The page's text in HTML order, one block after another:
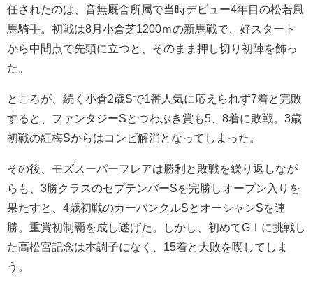
任されたのは、音無厩舎所属で当時デビュー4年目の松若風
馬騎手。初戦は8月小倉芝1200ｍの新馬戦で、好スタート
から中間点で先頭に立つと、そのまま押し切り初陣を飾っ
た。
ところが、続く小倉2歳Sで1番人気に応えられず7着と完敗
すると、ファンタジーSとつわぶき賞も5、8着に敗戦。3歳
初戦の紅梅Sからはコンビ解消となってしまった。
その後、モズスーパーフレアは勝利と敗戦を繰り返しなが
らも、3勝クラスのセプテンバーSを完勝しオープン入りを
果たすと、4歳初戦のカーバンクルSとオーシャンSを連
勝。重賞初制覇を成し遂げた。しかし、初めてGⅠに挑戦し
た高松宮記念は本調子になく、15着と大敗を喫してしま
う。